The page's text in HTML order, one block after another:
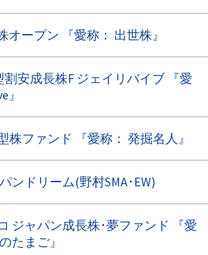
オープン 『愛称： 出世株』
割安成長株F ジェイリバイブ 『愛
』
株ファンド 『愛称： 発掘名人』
ンドリーム(野村SMA･EW)
ジャパン成長株･夢ファンド 『愛
たまご』